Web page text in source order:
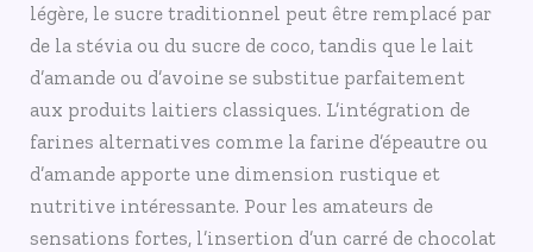
légère, le sucre traditionnel peut être remplacé par
de la stévia ou du sucre de coco, tandis que le lait
d’amande ou d’avoine se substitue parfaitement
aux produits laitiers classiques. L’intégration de
farines alternatives comme la farine d’épeautre ou
d’amande apporte une dimension rustique et
nutritive intéressante. Pour les amateurs de
sensations fortes, l’insertion d’un carré de chocolat